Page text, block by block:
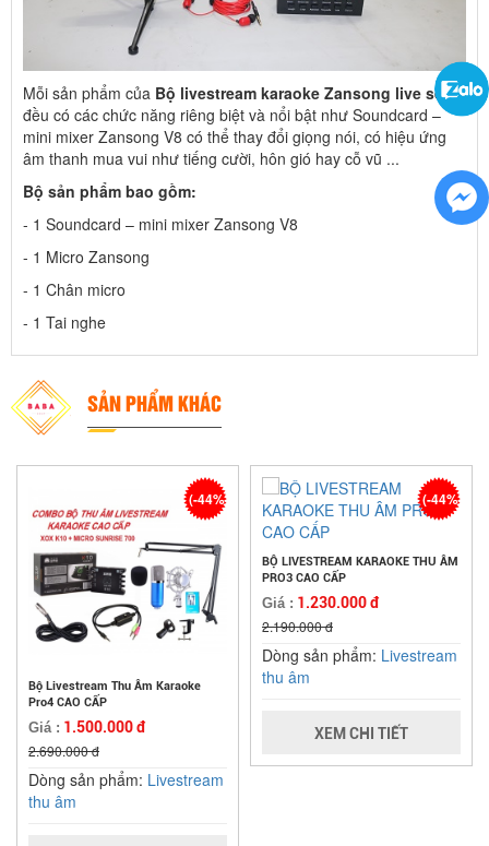
Mỗi sản phẩm của Bộ livestream karaoke Zansong live set
đều có các chức năng riêng biệt và nổi bật như Soundcard –
mini mixer Zansong V8 có thể thay đổi giọng nói, có hiệu ứng
âm thanh mua vui như tiếng cười, hôn gió hay cỗ vũ ...
Bộ sản phẩm bao gồm:
- 1 Soundcard – mini mixer Zansong V8
- 1 Micro Zansong
- 1 Chân micro
- 1 Tai nghe
SẢN PHẨM KHÁC
Bộ Livestream Thu Âm Karaoke
Pro4 CAO CẤP
Giá : 1.500.000 đ
2.690.000 đ
(-44%)
Dòng sản phẩm: Livestream
thu âm
BỘ LIVESTREAM KARAOKE THU ÂM
PRO3 CAO CẤP
Giá : 1.230.000 đ
2.190.000 đ
(-44%)
Dòng sản phẩm: Livestream
thu âm
XEM CHI TIẾT